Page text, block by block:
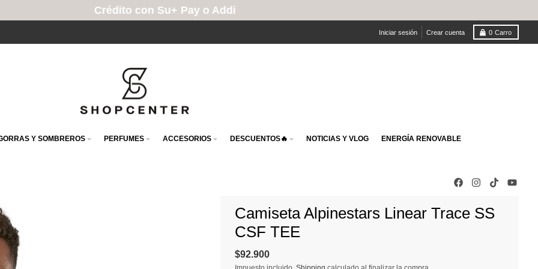
Crédito con Su+ Pay o Addi
Iniciar sesión Crear cuenta 0 Carro
Y SOMBREROS PERFUMES ACCESORIOS DESCUENTOS🔥 NOTICIAS Y VLOG ENERGÍA RENOVABLE
Camiseta Alpinestars Linear Trace SS
CSF TEE
$92.900